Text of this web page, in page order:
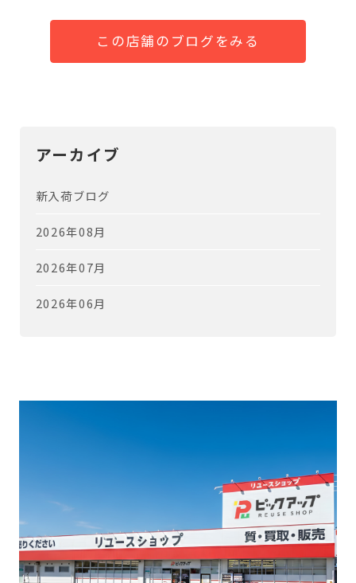
この店舗のブログをみる
アーカイブ
新入荷ブログ
2026年08月
2026年07月
2026年06月